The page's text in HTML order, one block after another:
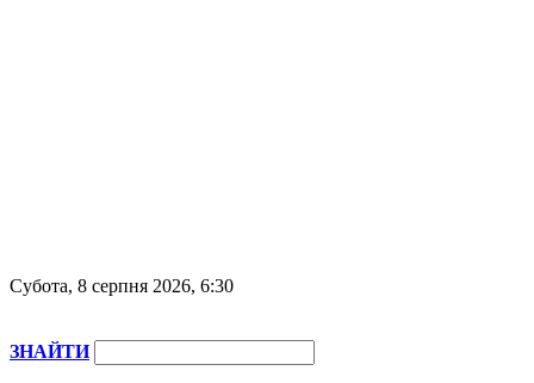
Субота, 8 серпня 2026, 6:30
ЗНАЙТИ